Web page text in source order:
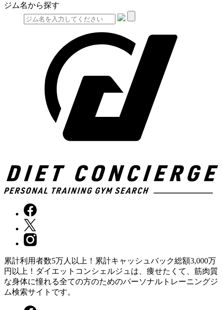
ジム名から探す
累計利用者数5万人以上！累計キャッシュバック総額3,000万
円以上！ダイエットコンシェルジュは、痩せたくて、筋肉質
な身体に憧れる全ての方のためのパーソナルトレーニングジ
ム検索サイトです。